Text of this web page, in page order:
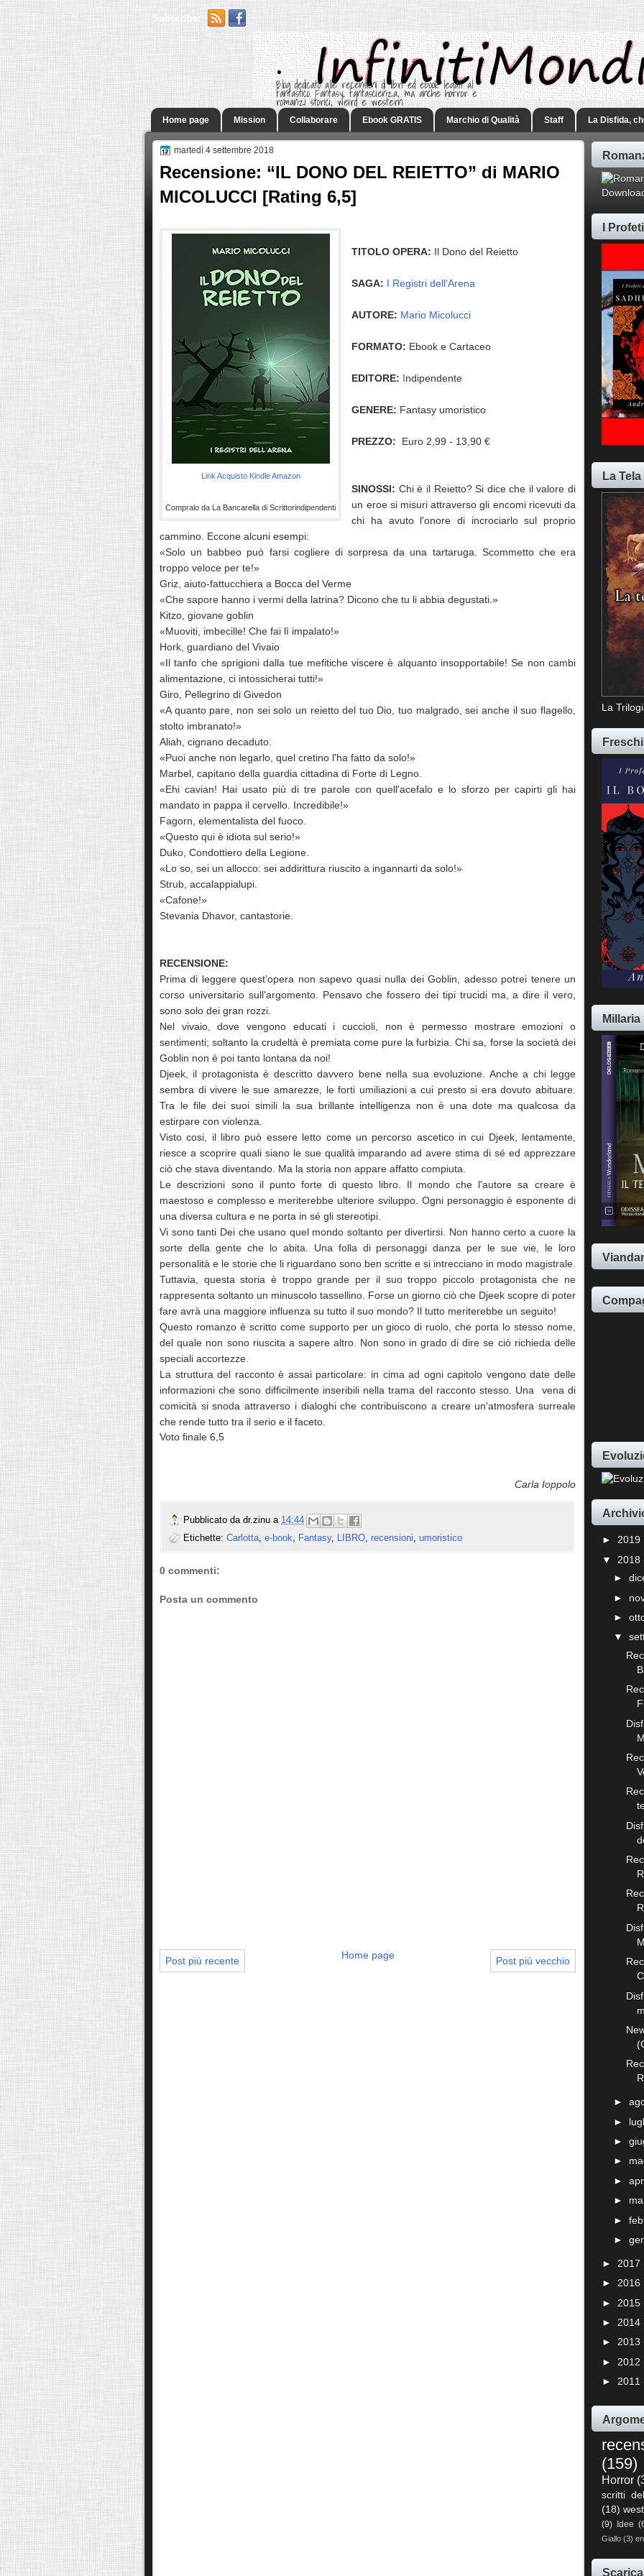
Subscribe:
.
Blog dedicato alle recensioni di libri ed ebook legati al
fantastico. Fantasy, fantascienza, ma anche horror e
romanzi storici, weird e western.
Home page Mission Collaborare Ebook GRATIS Marchio di Qualità Staff La Disfida,
martedì 4 settembre 2018
Recensione: “IL DONO DEL REIETTO” di MARIO
MICOLUCCI [Rating 6,5]
Link Acquisto Kindle Amazon
Compralo da La Bancarella di Scrittorindipendenti
TITOLO OPERA: Il Dono del Reietto
SAGA: I Registri dell'Arena
AUTORE: Mario Micolucci
FORMATO: Ebook e Cartaceo
EDITORE: Indipendente
GENERE: Fantasy umoristico
PREZZO: Euro 2,99 - 13,90 €
SINOSSI: Chi è il Reietto? Si dice che il valore di
un eroe si misuri attraverso gli encomi ricevuti da
chi ha avuto l'onore di incrociarlo sul proprio
cammino. Eccone alcuni esempi:
«Solo un babbeo può farsi cogliere di sorpresa da una tartaruga. Scommetto che era
troppo veloce per te!»
Griz, aiuto-fattucchiera a Bocca del Verme
«Che sapore hanno i vermi della latrina? Dicono che tu li abbia degustati.»
Kitzo, giovane goblin
«Muoviti, imbecille! Che fai lì impalato!»
Hork, guardiano del Vivaio
«Il tanfo che sprigioni dalla tue mefitiche viscere è alquanto insopportabile! Se non cambi
alimentazione, ci intossicherai tutti!»
Giro, Pellegrino di Givedon
«A quanto pare, non sei solo un reietto del tuo Dio, tuo malgrado, sei anche il suo flagello,
stolto imbranato!»
Aliah, cignano decaduto.
«Puoi anche non legarlo, quel cretino l'ha fatto da solo!»
Marbel, capitano della guardia cittadina di Forte di Legno.
«Ehi cavian! Hai usato più di tre parole con quell'acefalo e lo sforzo per capirti gli hai
mandato in pappa il cervello. Incredibile!»
Fagorn, elementalista del fuoco.
«Questo qui è idiota sul serio!»
Duko, Condottiero della Legione.
«Lo so, sei un allocco: sei addirittura riuscito a ingannarti da solo!»
Strub, accalappialupi.
«Cafone!»
Stevania Dhavor, cantastorie.
RECENSIONE:
Prima di leggere quest’opera non sapevo quasi nulla dei Goblin, adesso potrei tenere un
corso universitario sull'argomento. Pensavo che fossero dei tipi trucidi ma, a dire il vero,
sono solo dei gran rozzi.
Nel vivaio, dove vengono educati i cuccioli, non è permesso mostrare emozioni o
sentimenti; soltanto la crudeltà è premiata come pure la furbizia. Chi sa, forse la società dei
Goblin non è poi tanto lontana da noi!
Djeek, il protagonista è descritto davvero bene nella sua evoluzione. Anche a chi legge
sembra di vivere le sue amarezze, le forti umiliazioni a cui presto si era dovuto abituare.
Tra le file dei suoi simili la sua brillante intelligenza non è una dote ma qualcosa da
estirpare con violenza.
Visto cosi, il libro può essere letto come un percorso ascetico in cui Djeek, lentamente,
riesce a scoprire quali siano le sue qualità imparando ad avere stima di sé ed apprezzare
ciò che stava diventando. Ma la storia non appare affatto compiuta.
Le descrizioni sono il punto forte di questo libro. Il mondo che l'autore sa creare è
maestoso e complesso e meriterebbe ulteriore sviluppo. Ogni personaggio è esponente di
una diversa cultura e ne porta in sé gli stereotipi.
Vi sono tanti Dei che usano quel mondo soltanto per divertirsi. Non hanno certo a cuore la
sorte della gente che lo abita. Una folla di personaggi danza per le sue vie, le loro
personalità e le storie che li riguardano sono ben scritte e si intrecciano in modo magistrale.
Tuttavia, questa storia è troppo grande per il suo troppo piccolo protagonista che ne
rappresenta soltanto un minuscolo tassellino. Forse un giorno ciò che Djeek scopre di poter
fare avrà una maggiore influenza su tutto il suo mondo? Il tutto meriterebbe un seguito!
Questo romanzo è scritto come supporto per un gioco di ruolo, che porta lo stesso nome,
del quale non sono riuscita a sapere altro. Non sono in grado di dire se ciò richieda delle
speciali accortezze.
La struttura del racconto è assai particolare: in cima ad ogni capitolo vengono date delle
informazioni che sono difficilmente inseribili nella trama del racconto stesso. Una vena di
comicità si snoda attraverso i dialoghi che contribuiscono a creare un'atmosfera surreale
che rende tutto tra il serio e il faceto.
Voto finale 6,5
Carla Ioppolo
Pubblicato da dr.zinu a 14:44
Etichette: Carlotta, e-book, Fantasy, LIBRO, recensioni, umoristico
0 commenti:
Posta un commento
Post più recente Post più vecchio
Home page
I
La
La
Millaria
► 2019
▼ 2018
►
►
►
▼
►
►
►
►
►
►
►
►
► 2017
► 2016
► 2015
► 2014
► 2013
► 2012
► 2011
(159)
Horror
scritti
(18)
(9) Idee
Giallo (3)